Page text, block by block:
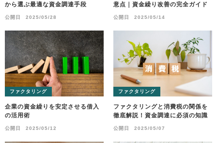
から選ぶ最適な資金調達手段
公開日 2025/05/28
意点｜資金繰り改善の完全ガイド
公開日 2025/05/14
ファクタリング
企業の資金繰りを安定させる借入
の活用術
公開日 2025/05/12
ファクタリング
ファクタリングと消費税の関係を
徹底解説！資金調達に必須の知識
公開日 2025/05/07